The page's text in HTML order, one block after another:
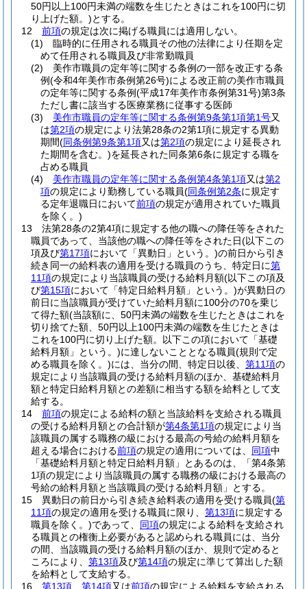
50円以上100円未満の端数を生じたときはこれを100円に切
り上げた額。)とする。
12
前項の規定は次に掲げる職員には適用しない。
(1)
臨時的に任用される職員その他の法律により任期を定
めて任用される職員及び非常勤職員
(2)
美作市職員の定年等に関する条例の一部を改正する条
例(令和4年美作市条例第26号)による改正前の美作市職員
の定年等に関する条例(平成17年美作市条例第31号)第3条
ただし書に該当する医療業務に従事する医師
(3)
美作市職員の定年等に関する条例第9条第1項第1号又
は第2項の規定により法第28条の2第1項に規定する異動
期間(同条例第9条第1項又は第2項の規定により延長され
た期間を含む。)を延長された同条第6条に規定する職を
占める職員
(4)
美作市職員の定年等に関する条例第4条第1項又は第2
項の規定により勤務している職員(同条例第2条に規定す
る定年退職日において前項の規定が適用されていた職員
を除く。)
13
法第28条の2第4項に規定する他の職への降任等をされた
職員であって、当該他の職への降任等をされた日(以下この
項及び第17項において「異動日」という。)の前日から引き
続き同一の給料表の適用を受ける職員のうち、特定日に第
11項の規定により当該職員の受ける給料月額(以下この項及
び第15項において「特定日給料月額」という。)が異動日の
前日に当該職員が受けていた給料月額に100分の70を乗じ
て得た額(当該額に、50円未満の端数を生じたときはこれを
切り捨てた額、50円以上100円未満の端数を生じたときは
これを100円に切り上げた額。以下この項において「基礎
給料月額」という。)に達しないこととなる職員(規則で定
める職員を除く。)には、当分の間、特定日以後、 第11項の
規定により当該職員の受ける給料月額のほか、基礎給料月
額と特定日給料月額との差額に相当する額を給料として支
給する。
14
前項の規定による給料の額と当該給料を支給される職員
の受ける給料月額との合計額が第4条第1項の規定により当
該職員の属する職務の級における最高の号給の給料月額を
超える場合における前項の規定の適用については、 同項中
「基礎給料月額と特定日給料月額」とあるのは、「第4条第
1項の規定により当該職員の属する職務の級における最高の
号給の給料月額と当該職員の受ける給料月額」とする。
15
異動日の前日から引き続き給料表の適用を受ける職員(第
11項の規定の適用を受ける職員に限り、 第13項に規定する
職員を除く。)であって、 同項の規定による給料を支給され
る職員との権衡上必要があると認められる職員には、当分
の間、当該職員の受ける給料月額のほか、規則で定めると
ころにより、 第13項及び第14項の規定に準じて算出した額
を給料として支給する。
16
第13項 第14項又は前項の規定による給料を支給される